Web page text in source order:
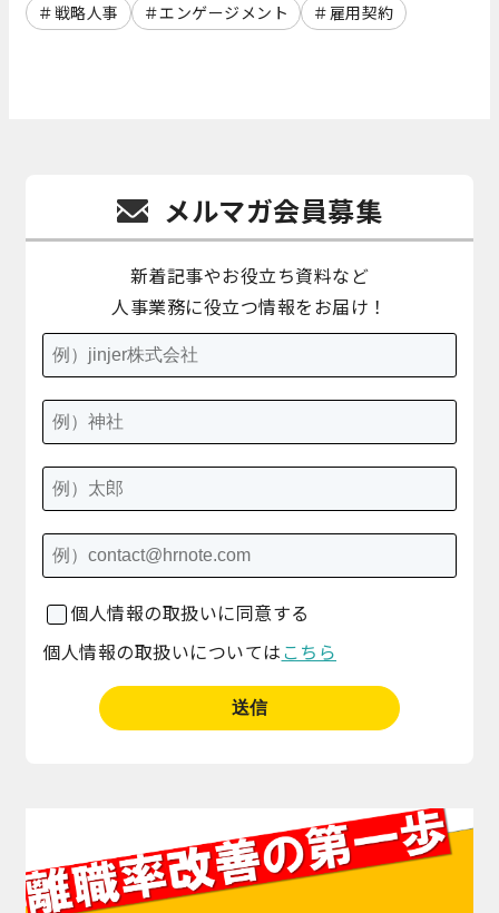
戦略人事
エンゲージメント 雇用契約
メルマガ会員募集
新着記事やお役立ち資料など
人事業務に役立つ情報をお届け！
個人情報の取扱いに同意する
個人情報の取扱いについては こちら